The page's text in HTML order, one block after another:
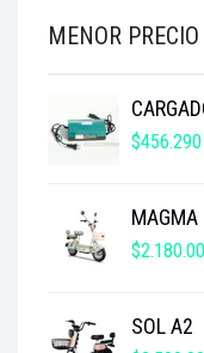
MENOR PRECIO
$456.290
MAGMA
$
SOL A2